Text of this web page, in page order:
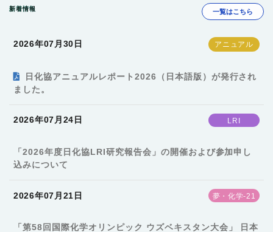
新着情報 一覧はこちら
2026年07月30日
日化協アニュアルレポート2026（日本語版）が発行され
ました。
2026年07月24日 LRI
「2026年度日化協LRI研究報告会」の開催および参加申し
込みについて
2026年07月21日 夢・化学-21
「第58回国際化学オリンピック ウズベキスタン大会」 日本